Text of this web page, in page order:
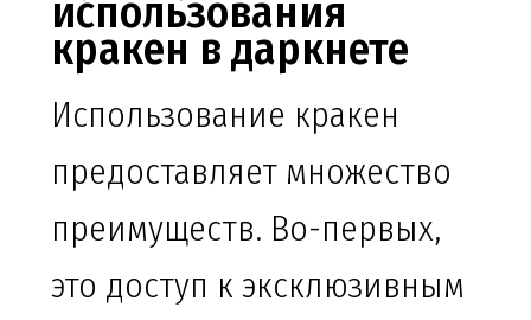
использования
кракен в даркнете
Использование кракен
предоставляет множество
преимуществ. Во-первых,
это доступ к эксклюзивным